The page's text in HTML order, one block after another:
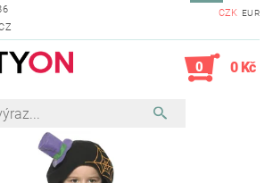
CZK EUR
0 0 Kč